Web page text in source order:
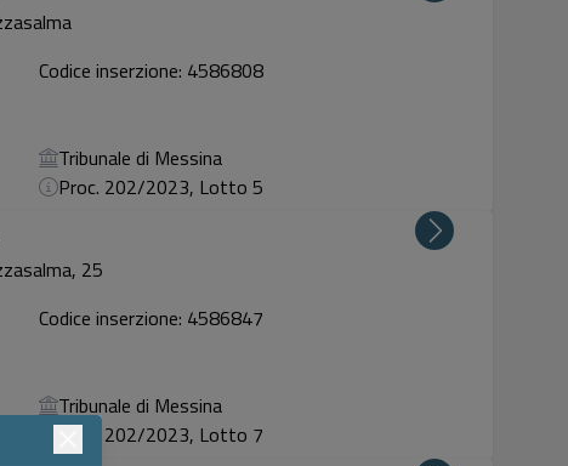
Codice inserzione: 4586808
Tribunale di Messina
Proc. 202/2023, Lotto 5
25
Codice inserzione: 4586847
Tribunale di Messina
Proc. 202/2023, Lotto 7